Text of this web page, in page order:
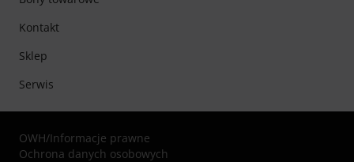
Kontakt
Sklep
Serwis
OWH/Informacje prawne
Ochrona danych osobowych